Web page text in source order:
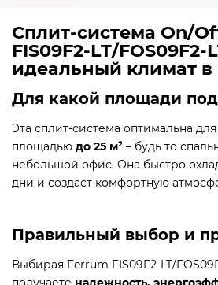
Сплит-система On/
FIS09F2-LT/FOS09F2-
идеальный климат
Для какой площади
Эта сплит-система оптимальна
площадью до 25 м² – будь то
небольшой офис. Она быстро
дни и создаст комфортную
Правильный выбор и
Выбирая Ferrum FIS09F2-LT/